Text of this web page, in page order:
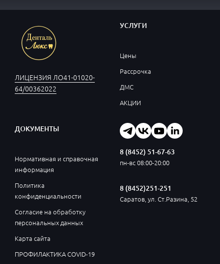
ЛИЦЕНЗИЯ ЛО41-01020-
64/00362022
УСЛУГИ
Цены
Рассрочка
ДМС
АКЦИИ
ДОКУМЕНТЫ
Нормативная и справочная
информация
Политика
конфиденциальности
Согласие на обработку
персональных данных
Карта сайта
ПРОФИЛАКТИКА COVID-19
8 (8452) 51-67-63
пн-вс 08:00-20:00
8 (8452)251-251
Саратов, ул. Ст.Разина, 52